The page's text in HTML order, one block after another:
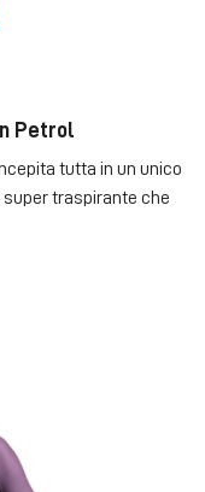
Petrol
tutta in un unico
traspirante che